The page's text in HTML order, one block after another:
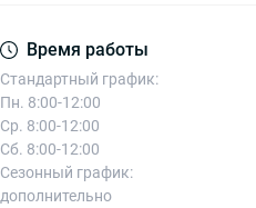
Время работы
Стандартный график:
Пн. 8:00-12:00
Ср. 8:00-12:00
Сб. 8:00-12:00
Сезонный график:
дополнительно